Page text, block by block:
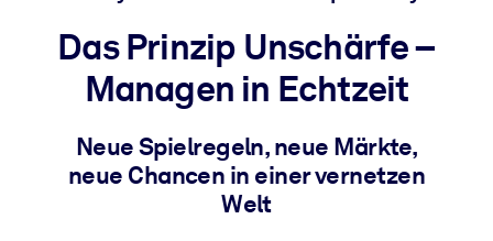
Bauen Sie eine gesunde und resiliente Belegschaft auf.
Für LMS/LXP
Integrieren Sie kompaktes, verifiziertes Wissen in Ihr LMS/LXP für
Das Prinzip Unschärfe –
Managen in Echtzeit
Neue Spielregeln, neue Märkte,
neue Chancen in einer vernetzen
Welt